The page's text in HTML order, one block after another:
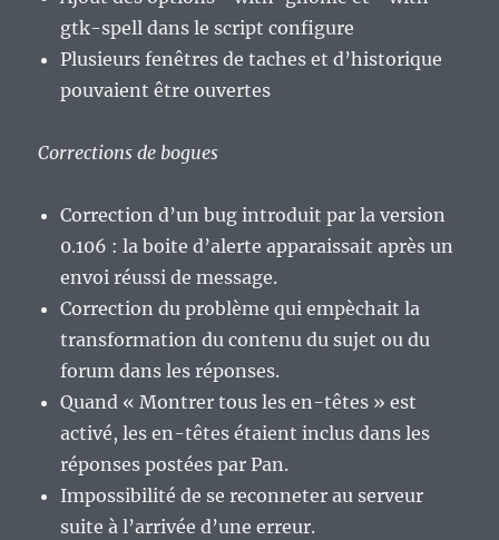
gtk-spell dans le script configure
Plusieurs fenêtres de taches et d’historique
pouvaient être ouvertes
Corrections de bogues
Correction d’un bug introduit par la version
0.106 : la boite d’alerte apparaissait après un
envoi réussi de message.
Correction du problème qui empèchait la
transformation du contenu du sujet ou du
forum dans les réponses.
Quand « Montrer tous les en-têtes » est
activé, les en-têtes étaient inclus dans les
réponses postées par Pan.
Impossibilité de se reconneter au serveur
suite à l’arrivée d’une erreur.